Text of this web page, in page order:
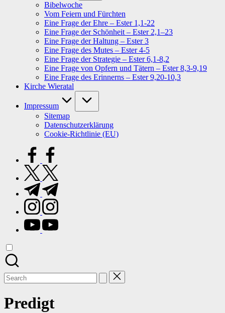
Bibelwoche
Vom Feiern und Fürchten
Eine Frage der Ehre – Ester 1,1-22
Eine Frage der Schönheit – Ester 2,1–23
Eine Frage der Haltung – Ester 3
Eine Frage des Mutes – Ester 4-5
Eine Frage der Strategie – Ester 6,1-8,2
Eine Frage von Opfern und Tätern – Ester 8,3-9,19
Eine Frage des Erinnerns – Ester 9,20-10,3
Kirche Wieratal
Impressum
Sitemap
Datenschutzerklärung
Cookie-Richtlinie (EU)
facebook.com
twitter.com
t.me
instagram.com
youtube.com
Search
for:
Predigt